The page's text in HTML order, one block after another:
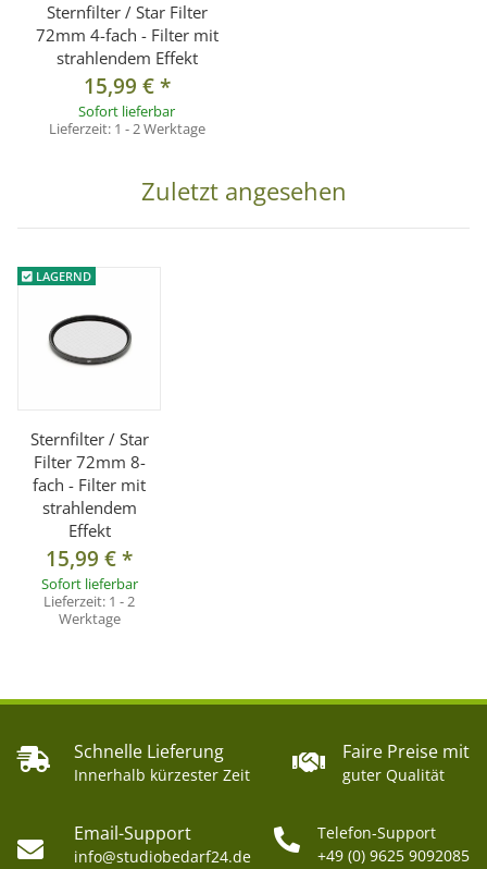
Sternfilter / Star Filter
72mm 4-fach - Filter mit
strahlendem Effekt
15,99 €*
Sofort lieferbar
Lieferzeit: 1 - 2 Werktage
Zuletzt angesehen
LAGERND
Sternfilter / Star
Filter 72mm 8-
fach - Filter mit
strahlendem
Effekt
15,99 €*
Sofort lieferbar
Lieferzeit: 1 - 2
Werktage
Schnelle Lieferung
Innerhalb kürzester Zeit
Faire Preise mit
guter Qualität
Email-Support
info@studiobedarf24.de
Telefon-Support
+49 (0) 9625 9092085